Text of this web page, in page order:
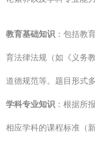
教育基础知识 ：包括教
育法律法规（如《义务
道德规范等。题目形式
学科专业知识 ：根据所
相应学科的课程标准（